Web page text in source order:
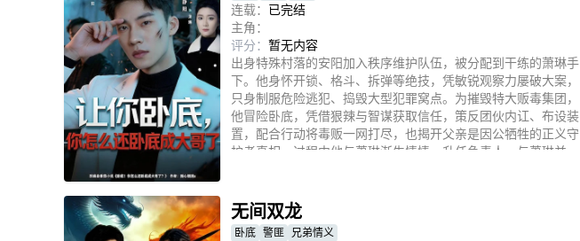
连载： 已完结
主角：
评分： 暂无内容
出身特殊村落的安阳加入秩序维护队伍，被分配到干练的萧琳手
下。他身怀开锁、格斗、拆弹等绝技，凭敏锐观察力屡破大案，
只身制服危险逃犯、捣毁大型犯罪窝点。为摧毁特大贩毒集团，
他冒险卧底，凭借狠辣与智谋获取信任，策反团伙内讧、布设装
置，配合行动将毒贩一网打尽，也揭开父亲是因公牺牲的正义守
护者真相。过程中他与萧琳渐生情愫，升任负责人，与萧琳并。
无间双龙
卧底 警匪 兄弟情义